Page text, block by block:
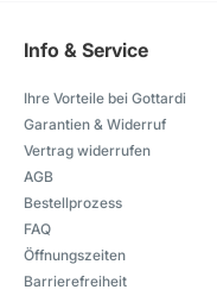
Info & Service
Ihre Vorteile bei Gottardi
Garantien & Widerruf
Vertrag widerrufen
AGB
Bestellprozess
FAQ
Öffnungszeiten
Barrierefreiheit